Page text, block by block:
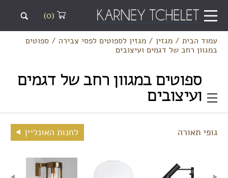
(0)
עמוד הבית/ מגזין/ מגזין לספוטים לפסי צבירה / ספוטים
במגוון רחב של דגמים ועיצובים
ספוטים במגוון רחב של דגמים
ועיצובים
גופי תאורה לחנות האונליין